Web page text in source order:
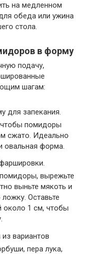
на медленном
обеда или ужина
стола.
в форму
подачу,
шагам:
для запекания.
помидоры
сжато. Идеально
овальная форма.
вырежьте
выньте мякоть и
Оставьте
около 1 см, чтобы
вариантов
пера лука,